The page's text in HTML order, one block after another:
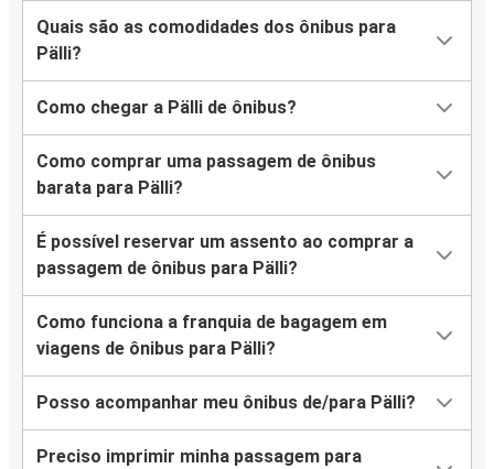
Quais são as comodidades dos ônibus para
Pälli?
Como chegar a Pälli de ônibus?
Como comprar uma passagem de ônibus
barata para Pälli?
É possível reservar um assento ao comprar a
passagem de ônibus para Pälli?
Como funciona a franquia de bagagem em
viagens de ônibus para Pälli?
Posso acompanhar meu ônibus de/para Pälli?
Preciso imprimir minha passagem para